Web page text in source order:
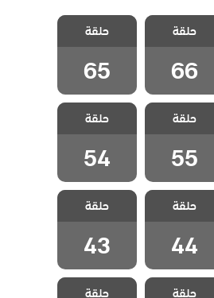
تهويدة
البلقان الحلقة
66
حلقة
66
مسلسل تهويدة
البلقان الحلقة
65
حلقة
65
تهويدة
البلقان الحلقة
55
حلقة
55
مسلسل تهويدة
البلقان الحلقة
54
حلقة
54
تهويدة
البلقان الحلقة
44
حلقة
44
مسلسل تهويدة
البلقان الحلقة
43
حلقة
43
تهويدة
البلقان الحلقة
حلقة
مسلسل تهويدة
البلقان الحلقة
حلقة